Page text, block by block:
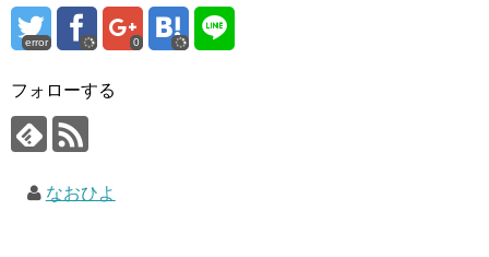
error 0
フォローする
なおひよ